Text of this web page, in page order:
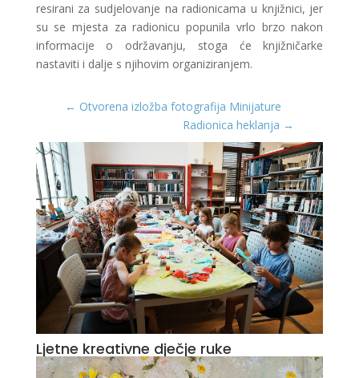
resirani za sudjelovanje na radionicama u knjižnici, jer
su se mjesta za radionicu popunila vrlo brzo nakon
informacije o održavanju, stoga će knjižničarke
nastaviti i dalje s njihovim organiziranjem.
← Otvorena izložba fotografija Minijature
Radionica heklanja →
Ljetne kreativne dječje ruke